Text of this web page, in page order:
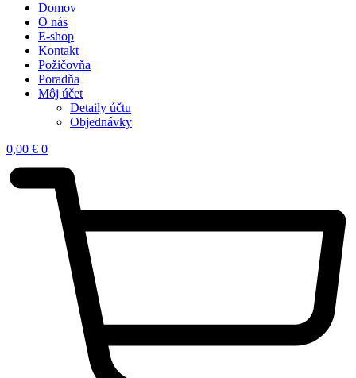
Domov
O nás
E-shop
Kontakt
Požičovňa
Poradňa
Môj účet
Detaily účtu
Objednávky
0,00 € 0